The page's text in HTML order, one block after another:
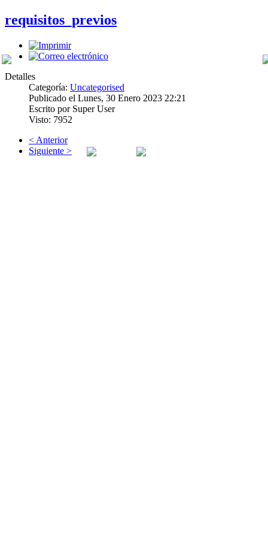
requisitos_previos
Detalles
Categoría: Uncategorised
Publicado el Lunes, 30 Enero 2023 22:21
Escrito por Super User
Visto: 7952
< Anterior
Siguiente >